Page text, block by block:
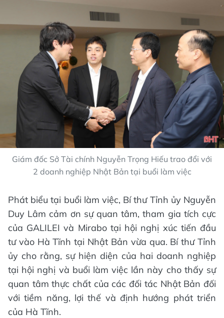
Giám đốc Sở Tài chính Nguyễn Trọng Hiếu trao đổi với
2 doanh nghiệp Nhật Bản tại buổi làm việc
Phát biểu tại buổi làm việc, Bí thư Tỉnh ủy Nguyễn
Duy Lâm cảm ơn sự quan tâm, tham gia tích cực
của GALILEI và Mirabo tại hội nghị xúc tiến đầu
tư vào Hà Tĩnh tại Nhật Bản vừa qua. Bí thư Tỉnh
ủy cho rằng, sự hiện diện của hai doanh nghiệp
tại hội nghị và buổi làm việc lần này cho thấy sự
quan tâm thực chất của các đối tác Nhật Bản đối
với tiềm năng, lợi thế và định hướng phát triển
của Hà Tĩnh.